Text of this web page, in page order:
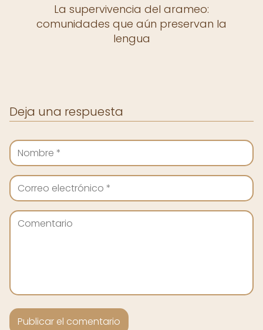
La supervivencia del arameo:
comunidades que aún preservan la
lengua
Deja una respuesta